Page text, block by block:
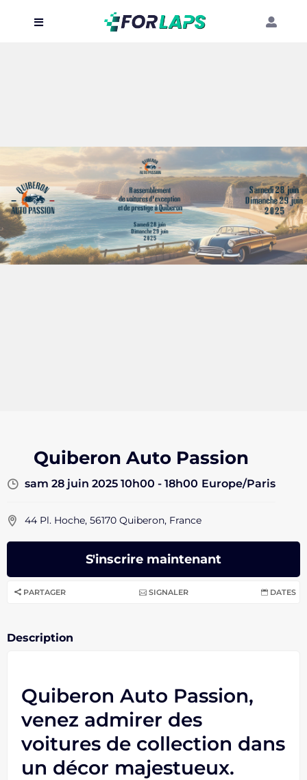
Quiberon Auto Passion
sam 28 juin 2025 10h00 - 18h00 Europe/Paris
44 Pl. Hoche, 56170 Quiberon, France
S'inscrire maintenant
PARTAGER SIGNALER DATES
Description
Quiberon Auto Passion,
venez admirer des
voitures de collection dans
un décor majestueux.